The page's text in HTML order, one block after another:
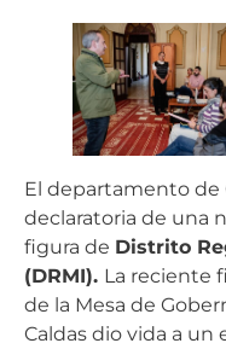
El departamento de
declaratoria de una
figura de Distrito
(DRMI). La reciente
de la Mesa de
Caldas dio vida a un